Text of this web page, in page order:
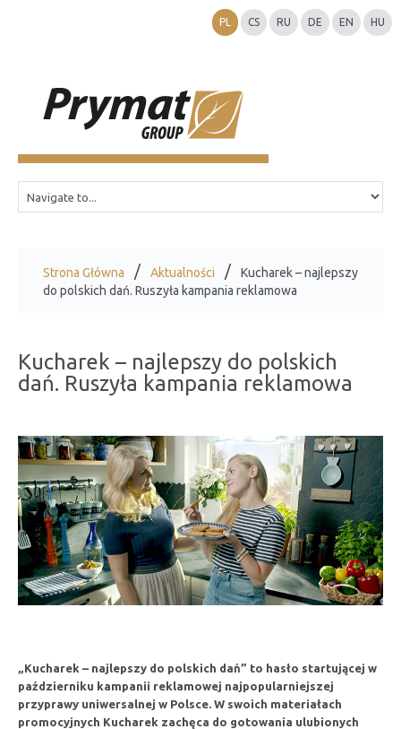
PL CS RU DE EN HU
Strona Główna Aktualności
Kucharek – najlepszy
do polskich dań. Ruszyła kampania reklamowa
Kucharek – najlepszy do polskich
dań. Ruszyła kampania reklamowa
„Kucharek – najlepszy do polskich dań” to hasło startującej w
październiku kampanii reklamowej najpopularniejszej
przyprawy uniwersalnej w Polsce. W swoich materiałach
promocyjnych Kucharek zachęca do gotowania ulubionych